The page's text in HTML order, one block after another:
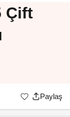
Çift
Paylaş